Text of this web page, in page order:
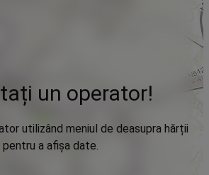
un operator!
utilizând meniul de deasupra hărții
pentru a afișa date.